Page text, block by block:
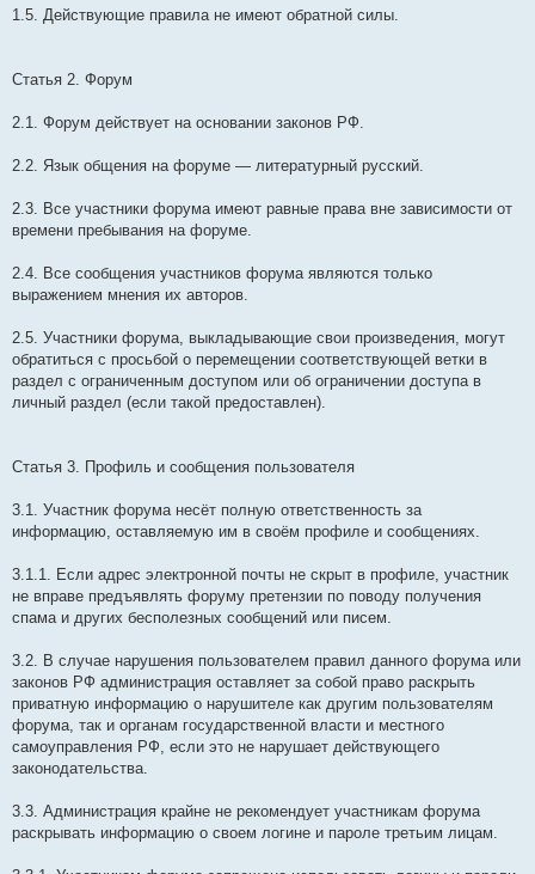
1.5. Действующие правила не имеют обратной силы.
Статья 2. Форум
2.1. Форум действует на основании законов РФ.
2.2. Язык общения на форуме — литературный русский.
2.3. Все участники форума имеют равные права вне зависимости от
времени пребывания на форуме.
2.4. Все сообщения участников форума являются только
выражением мнения их авторов.
2.5. Участники форума, выкладывающие свои произведения, могут
обратиться с просьбой о перемещении соответствующей ветки в
раздел с ограниченным доступом или об ограничении доступа в
личный раздел (если такой предоставлен).
Статья 3. Профиль и сообщения пользователя
3.1. Участник форума несёт полную ответственность за
информацию, оставляемую им в своём профиле и сообщениях.
3.1.1. Если адрес электронной почты не скрыт в профиле, участник
не вправе предъявлять форуму претензии по поводу получения
спама и других бесполезных сообщений или писем.
3.2. В случае нарушения пользователем правил данного форума или
законов РФ администрация оставляет за собой право раскрыть
приватную информацию о нарушителе как другим пользователям
форума, так и органам государственной власти и местного
самоуправления РФ, если это не нарушает действующего
законодательства.
3.3. Администрация крайне не рекомендует участникам форума
раскрывать информацию о своем логине и пароле третьим лицам.